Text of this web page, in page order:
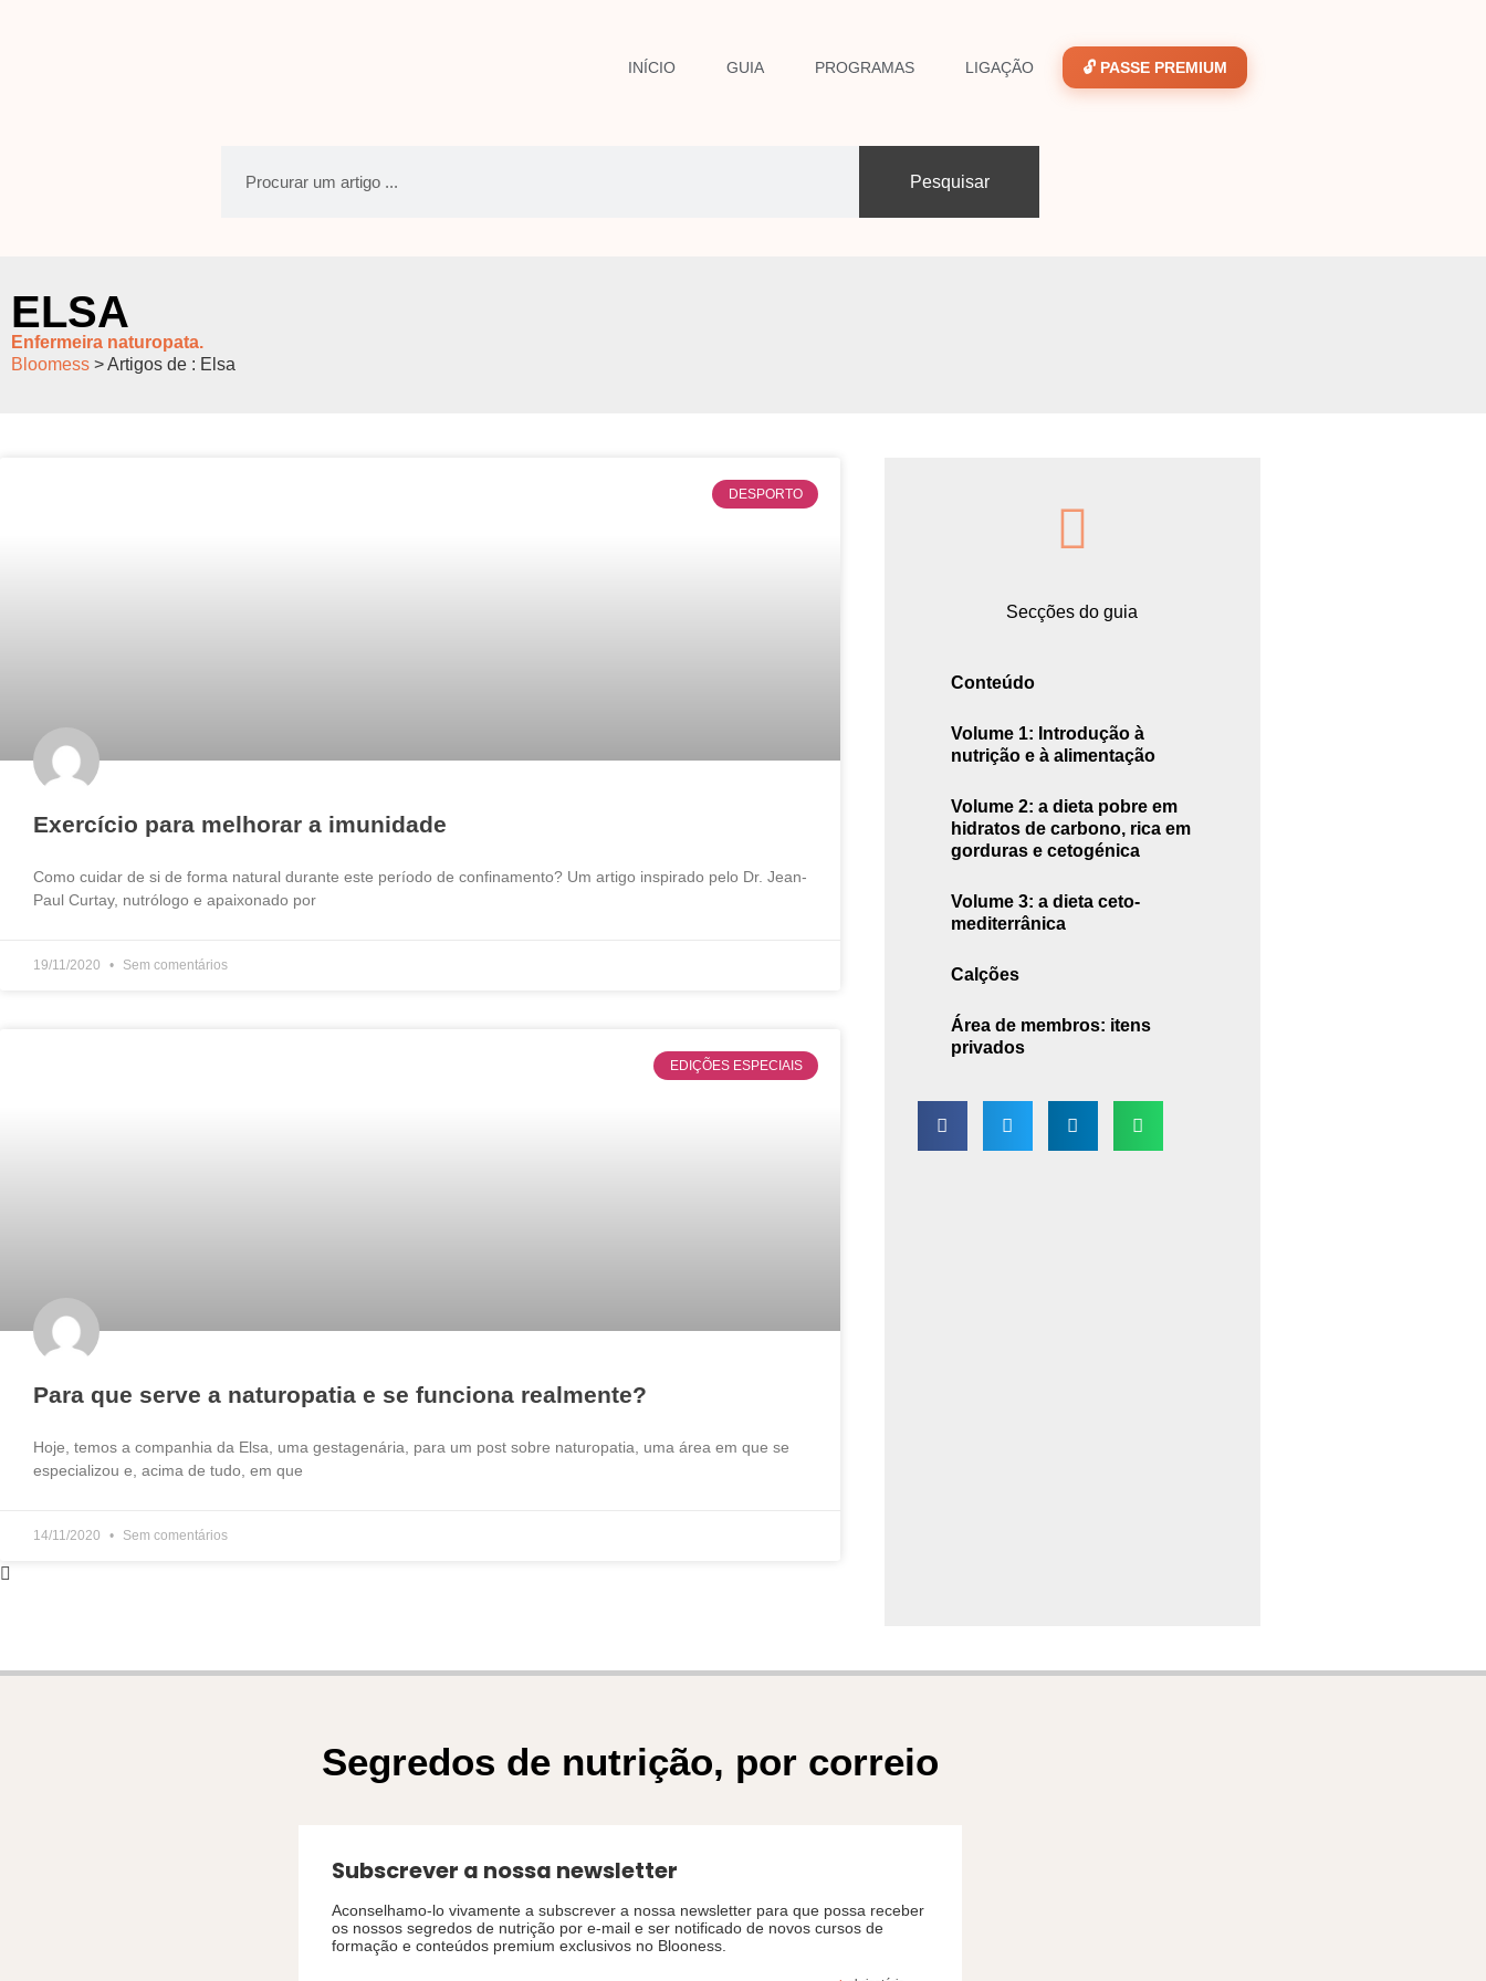
INÍCIO GUIA PROGRAMAS LIGAÇÃO 🔓 PASSE PREMIUM
Pesquisar
ELSA
Enfermeira naturopata.
Bloomess >Artigos de : Elsa
DESPORTO
Exercício para melhorar a imunidade
Como cuidar de si de forma natural durante este período de confinamento? Um artigo inspirado pelo Dr. Jean-
Paul Curtay, nutrólogo e apaixonado por
19/11/2020 Sem comentários
EDIÇÕES ESPECIAIS
Para que serve a naturopatia e se funciona realmente?
Hoje, temos a companhia da Elsa, uma gestagenária, para um post sobre naturopatia, uma área em que se
especializou e, acima de tudo, em que
14/11/2020 Sem comentários
Secções do guia
Conteúdo
Volume 1: Introdução à
nutrição e à alimentação
Volume 2: a dieta pobre em
hidratos de carbono, rica em
gorduras e cetogénica
Volume 3: a dieta ceto-
mediterrânica
Calções
Área de membros: itens
privados
Segredos de nutrição, por correio
Subscrever a nossa newsletter
Aconselhamo-lo vivamente a subscrever a nossa newsletter para que possa receber
os nossos segredos de nutrição por e-mail e ser notificado de novos cursos de
formação e conteúdos premium exclusivos no Blooness.